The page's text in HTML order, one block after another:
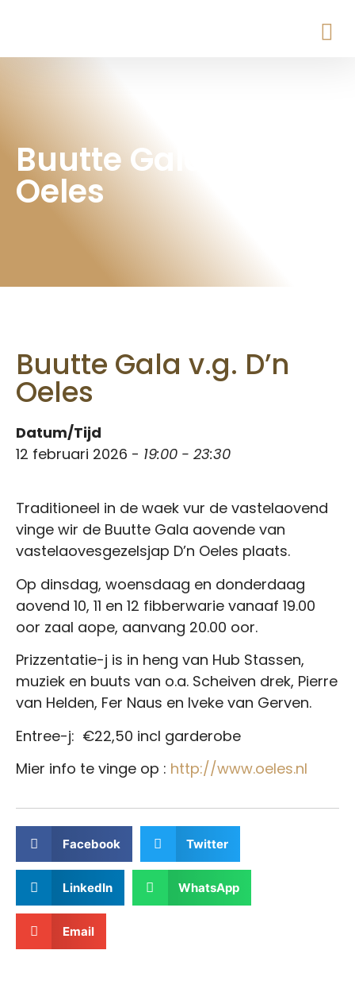
Buutte Gala v.g. D’n
Oeles
Buutte Gala v.g. D’n
Oeles
Datum/Tijd
12 februari 2026 - 19:00 - 23:30
Traditioneel in de waek vur de vastelaovend
vinge wir de Buutte Gala aovende van
vastelaovesgezelsjap D’n Oeles plaats.
Op dinsdag, woensdaag en donderdaag
aovend 10, 11 en 12 fibberwarie vanaaf 19.00
oor zaal aope, aanvang 20.00 oor.
Prizzentatie-j is in heng van Hub Stassen,
muziek en buuts van o.a. Scheiven drek, Pierre
van Helden, Fer Naus en Iveke van Gerven.
Entree-j: €22,50 incl garderobe
Mier info te vinge op : http://www.oeles.nl
Facebook Twitter
LinkedIn WhatsApp
Email